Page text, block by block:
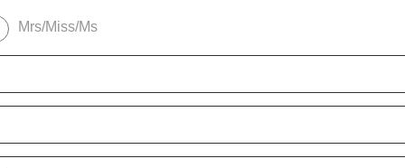
Mrs/Miss/Ms